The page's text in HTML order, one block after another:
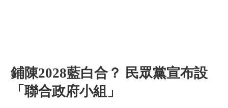
鋪陳2028藍白合？ 民眾黨宣布設
「聯合政府小組」